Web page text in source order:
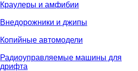
Краулеры и амфибии
Внедорожники и джипы
Копийные автомодели
Радиоуправляемые машины для
дрифта